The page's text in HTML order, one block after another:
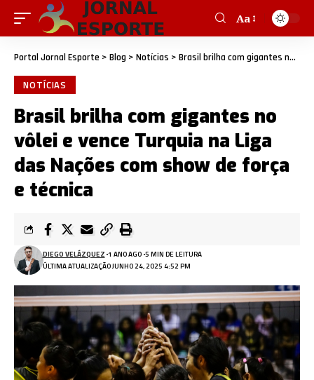
Aa
Portal Jornal Esporte > Blog > Notícias > Brasil brilha com gigantes no vôlei e vence Turquia na Liga das Nações com show de força e técnica
NOTÍCIAS
Brasil brilha com gigantes no
vôlei e vence Turquia na Liga
das Nações com show de força
e técnica
ÚLTIMA ATUALIZAÇÃO JUNHO 24, 2025 4:52 PM
DIEGO VELÁZQUEZ 1 ANO AGO 5 MIN DE LEITURA